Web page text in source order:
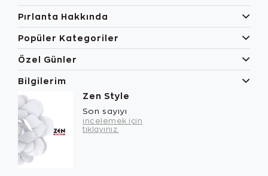
Pırlanta Hakkında
Popüler Kategoriler
Özel Günler
Bilgilerim
Zen Style
Son sayıyı
incelemek için
tıklayınız.